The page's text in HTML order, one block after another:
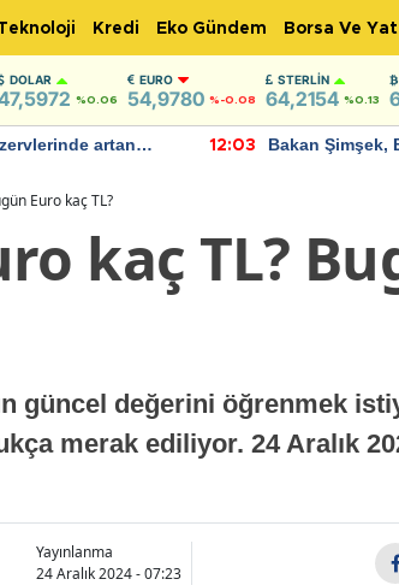
Kredi Eko Gündem Borsa Ve
DOLAR
%0.06
EURO
54,9780 %-0.08
STERLIN
64,2154 %0.13
Batman Havalimanı
11:56
Akaryakıt
Euro kaç TL?
kaç TL?
güncel değerini öğrenmek
merak ediliyor. 24 Aralık
Yayınlanma
24 Aralık 2024 - 07:23